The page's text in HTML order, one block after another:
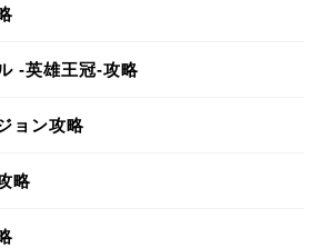
-英雄王冠-攻略
ョン攻略
略